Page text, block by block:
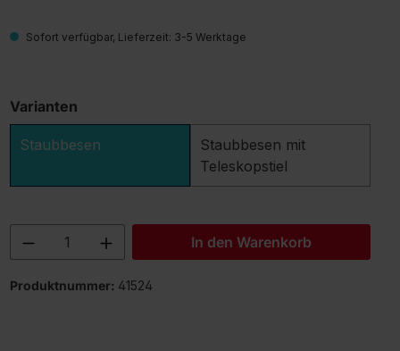
Sofort verfügbar, Lieferzeit: 3-5 Werktage
Varianten
Staubbesen
Staubbesen mit
Teleskopstiel
Produkt Anzahl: Gib den
In den Warenkorb
Produktnummer: 41524